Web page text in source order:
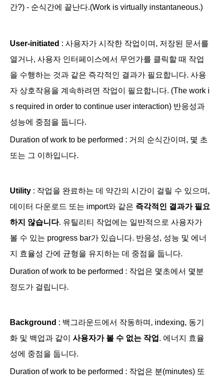
간?) - 순식간에 끝난다.(Work is virtually instantaneous.)
User-initiated : 사용자가 시작한 작업이며, 저장된 문서를
열거나, 사용자 인터페이스에서 무언가를 클릭할 때 작업
을 수행하는 것과 같은 즉각적인 결과가 필요합니다. 사용
자 상호작용을 계속하려면 작업이 필요합니다. (The work i
s required in order to continue user interaction) 반응성과
성능에 중점을 둡니다.
Duration of work to be performed : 거의 순식간이며, 몇 초
또는 그 이하입니다.
Utility : 작업을 완료하는 데 약간의 시간이 걸릴 수 있으며,
데이터 다운로드 또는 import와 같은 즉각적인 결과가 필요
하지 않습니다. 유틸리티 작업에는 일반적으로 사용자가
볼 수 있는 progress bar가 있습니다. 반응성, 성능 및 에너
지 효율성 간에 균형을 유지하는 데 중점을 둡니다.
Duration of work to be performed : 작업은 몇초에서 몇분
정도가 걸립니다.
Background : 백그라운드에서 작동하며, indexing, 동기
화 및 백업과 같이 사용자가 볼 수 없는 작업 . 에너지 효율
성에 중점을 둡니다.
Duration of work to be performed : 작업은 분(minutes) 또